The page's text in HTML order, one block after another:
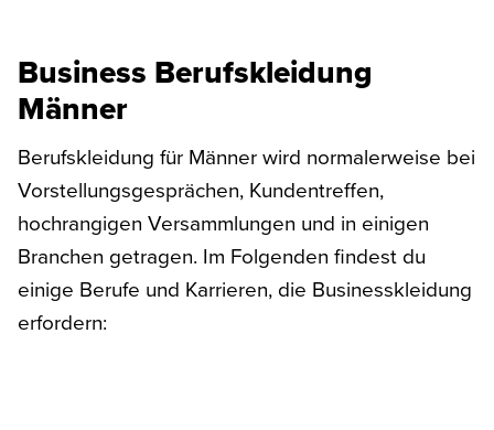
Business Berufskleidung
Männer
Berufskleidung für Männer wird normalerweise bei
Vorstellungsgesprächen, Kundentreffen,
hochrangigen Versammlungen und in einigen
Branchen getragen. Im Folgenden findest du
einige Berufe und Karrieren, die Businesskleidung
erfordern: